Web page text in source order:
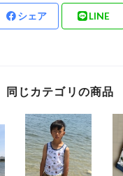
シェア LINE
同じカテゴリの商品